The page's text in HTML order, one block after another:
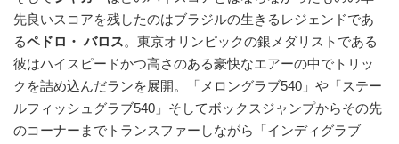
先良いスコアを残したのはブラジルの生きるレジェンドであ
るペドロ・ バロス。東京オリンピックの銀メダリストである
彼はハイスピードかつ高さのある豪快なエアーの中でトリッ
クを詰め込んだランを展開。「メロングラブ540」や「ステー
ルフィッシュグラブ540」そしてボックスジャンプからその先
のコーナーまでトランスファーしながら「インディグラブ